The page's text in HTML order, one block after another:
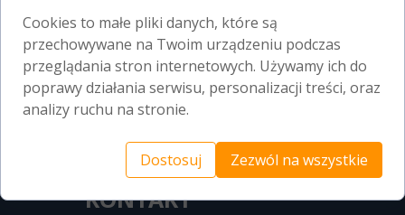
kosztorysów z zakresu
budownictwa
Kosztorysy robót
budowlanych
KONTAKT
Cookies to małe pliki danych, które są
przechowywane na Twoim urządzeniu podczas
przeglądania stron internetowych. Używamy ich do
poprawy działania serwisu, personalizacji treści, oraz
analizy ruchu na stronie.
Dostosuj Zezwól na wszystkie